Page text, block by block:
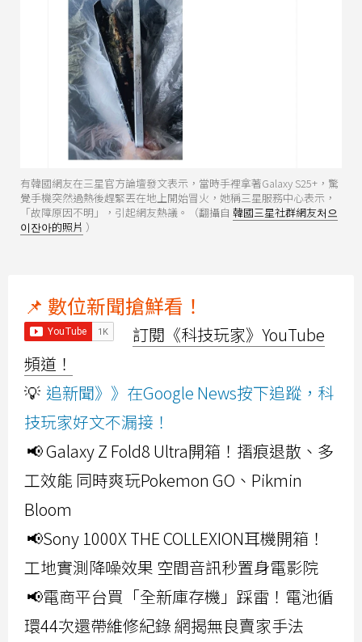
有韓國網友在三星官方論壇發文表示，當時手裡拿著Galaxy S25+，驚
覺手機突然過熱後趕緊丟在地上開始冒火，她稱三星服務中心表示，
「故障原因不明」，引起網友熱議。（翻攝自 韓國三星社群網友처으
이잔아的照片 ）
📌 數位新聞搶鮮看！
訂閱《科技玩家》YouTube
頻道！
💡 追新聞》》在Google News按下追蹤，科
技玩家好文不漏接！
📢 Galaxy Z Fold8 Ultra開箱！摺痕退散、多
工效能 同時爽玩Pokemon GO、Pikmin
Bloom
📢Sony 1000X THE COLLEXION耳機開箱！
工地實測降噪效果 空間音訊秒置身電影院
📢電商平台買「全新庫存機」踩雷！電池循
環44次還帶維修紀錄 網揭無良賣家手法